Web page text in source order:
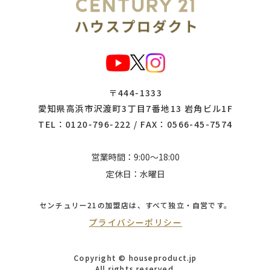
〒444-1333
愛知県高浜市沢渡町3丁目7番地13 岩角ビル1F
TEL： 0120-796-222 / FAX：0566-45-7574
営業時間：9:00～18:00
定休日：水曜日
センチュリー21の加盟店は、 すべて独立・自営です。
プライバシーポリシー
Copyright © houseproduct.jp